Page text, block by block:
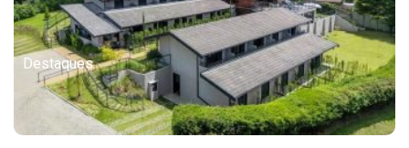
Destaques